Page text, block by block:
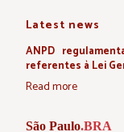
Latest news
ANPD
referentes à Lei
Read more
São Paulo.BRA